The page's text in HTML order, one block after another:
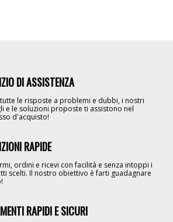
DI ASSISTENZA
le risposte a problemi e dubbi, i nostri
e le soluzioni proposte ti assistono nel
d'acquisto!
RAPIDE
ordini e ricevi con facilità e senza intoppi i
scelti. Il nostro obiettivo è farti guadagnare
RAPIDI E SICURI